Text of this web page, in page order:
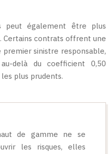
peut également être plus
Certains contrats offrent une
sinistre responsable,
delà du coefficient 0,50
plus prudents.
de gamme ne se
les risques, elles